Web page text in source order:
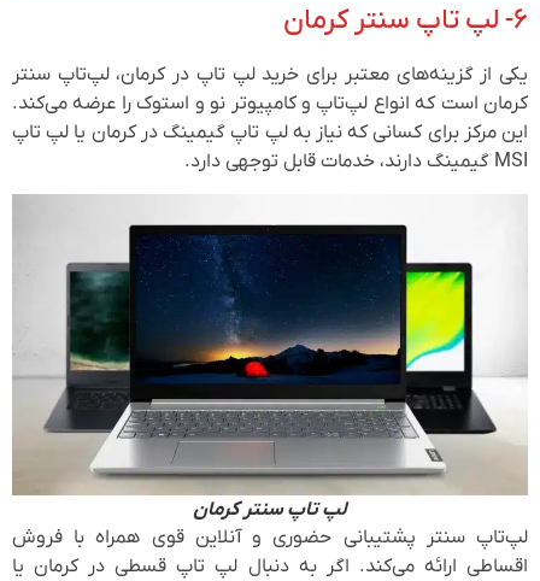
۶- لپ تاپ سنتر کرمان
یکی از گزینه‌های معتبر برای خرید لپ تاپ در کرمان، لپ‌تاپ سنتر
کرمان است که انواع لپ‌تاپ و کامپیوتر نو و استوک را عرضه می‌کند.
این مرکز برای کسانی که نیاز به لپ تاپ گیمینگ در کرمان یا لپ تاپ
MSI گیمینگ دارند، خدمات قابل توجهی دارد.
لپ تاپ سنتر کرمان
لپ‌تاپ سنتر پشتیبانی حضوری و آنلاین قوی همراه با فروش
اقساطی ارائه می‌کند. اگر به دنبال لپ تاپ قسطی در کرمان یا